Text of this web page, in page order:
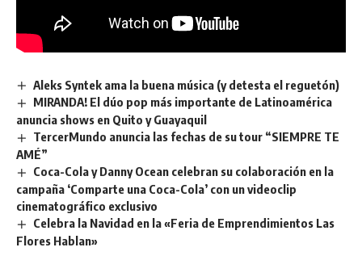
Aleks Syntek ama la buena música (y detesta el reguetón)
MIRANDA! El dúo pop más importante de Latinoamérica
anuncia shows en Quito y Guayaquil
TercerMundo anuncia las fechas de su tour “SIEMPRE TE
AMÉ”
Coca-Cola y Danny Ocean celebran su colaboración en la
campaña ‘Comparte una Coca-Cola’ con un videoclip
cinematográfico exclusivo
Celebra la Navidad en la «Feria de Emprendimientos Las
Flores Hablan»